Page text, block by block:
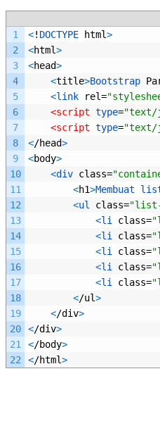
1
2
3
4
5
6
7
8
9
10
11
12
13
14
15
16
17
18
19
20
21
22
<! DOCTYPE html>
<html>
<head>
<title>Bootstrap
<link rel=
<script type="text/
<script type="text/
</head>
<body>
<div class=
<h1>Membuat
<ul class="list-
<li class=
<li class=
<li class=
<li class=
<li class=
</ul>
</div>
</div>
</body>
</html>